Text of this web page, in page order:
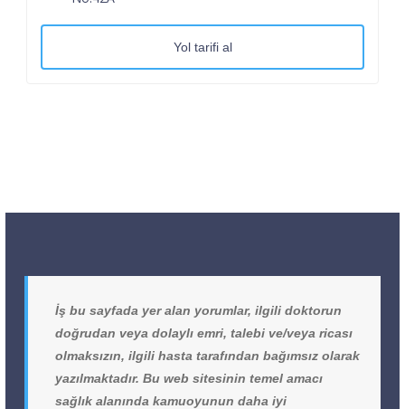
Yol tarifi al
İş bu sayfada yer alan yorumlar, ilgili doktorun
doğrudan veya dolaylı emri, talebi ve/veya ricası
olmaksızın, ilgili hasta tarafından bağımsız olarak
yazılmaktadır. Bu web sitesinin temel amacı
sağlık alanında kamuoyunun daha iyi